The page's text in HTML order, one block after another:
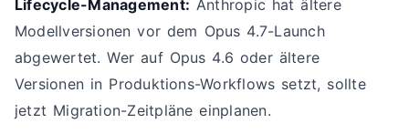
Lifecycle-Management: Anthropic hat ältere
Modellversionen vor dem Opus 4.7-Launch
abgewertet. Wer auf Opus 4.6 oder ältere
Versionen in Produktions-Workflows setzt, sollte
jetzt Migration-Zeitpläne einplanen.